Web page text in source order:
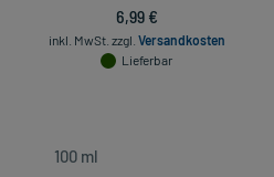
6,99 €
inkl. MwSt. zzgl. Versandkosten
Lieferbar